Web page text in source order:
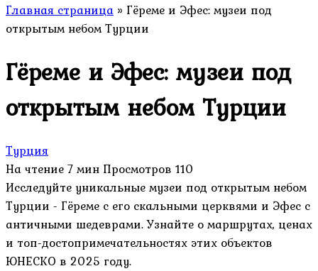
Главная страница » Гёреме и Эфес: музеи под
открытым небом Турции
Гёреме и Эфес: музеи под
открытым небом Турции
Турция
На чтение7 мин Просмотров 110
Исследуйте уникальные музеи под открытым небом
Турции - Гёреме с его скальными церквями и Эфес с
античными шедеврами. Узнайте о маршрутах, ценах
и топ-достопримечательностях этих объектов
ЮНЕСКО в 2025 году.